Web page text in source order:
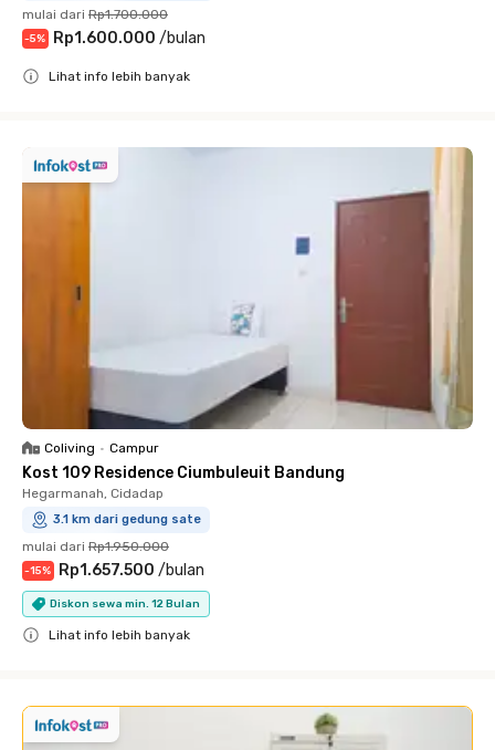
mulai dari Rp1.700.000
-5% Rp1.600.000 /bulan
Lihat info lebih banyak
Coliving • Campur
Kost 109 Residence Ciumbuleuit Bandung
Hegarmanah, Cidadap
3.1 km dari gedung sate
mulai dari Rp1.950.000
-15% Rp1.657.500 /bulan
Diskon sewa min. 12 Bulan
Lihat info lebih banyak